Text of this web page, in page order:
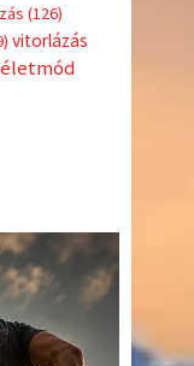
(126)
vitorlázás
életmód